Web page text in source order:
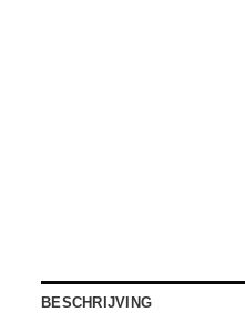
BESCHRIJVING